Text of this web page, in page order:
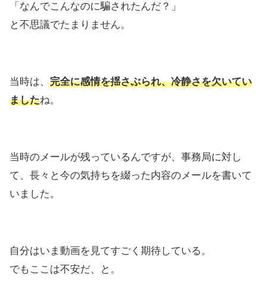
「なんでこんなのに騙されたんだ？」
と不思議でたまりません。
当時は、 完全に感情を揺さぶられ、冷静さを欠いてい
ましたね。
当時のメールが残っているんですが、事務局に対し
て、長々と今の気持ちを綴った内容のメールを書いて
いました。
自分はいま動画を見てすごく期待している。
でもここは不安だ、と。